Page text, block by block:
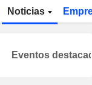
Noticias
Eventos